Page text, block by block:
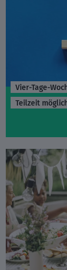
Vier-Tage-
Teilzeit